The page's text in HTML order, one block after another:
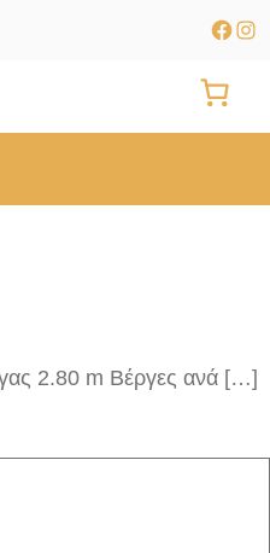
2.80 m Βέργες ανά […]